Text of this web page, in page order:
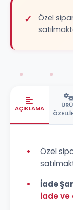
Özel
AÇIKLAMA
•
Özel
•
İade
iade ve